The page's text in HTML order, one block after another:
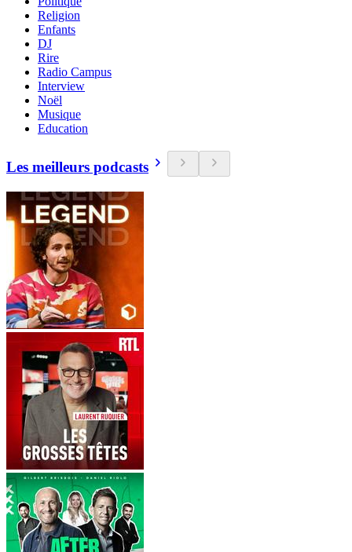
Religion
Enfants
DJ
Rire
Radio Campus
Interview
Noël
Musique
Education
Les meilleurs podcasts